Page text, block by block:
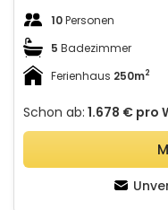
10Personen
5 Badezimmer
Ferienhaus 250m2
Schon ab: 1.678 € pro